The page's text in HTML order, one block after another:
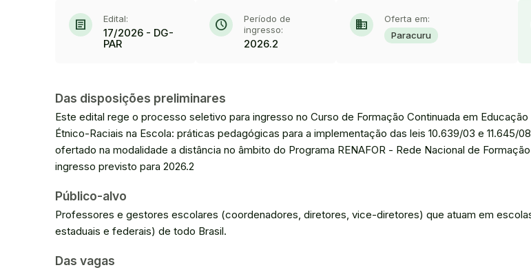
article Edital:
17/2026 - DG-
PAR
schedule
Período de
ingresso:
2026.2
domain
Oferta em:
Paracuru
Das disposições preliminares
Este edital rege o processo seletivo para ingresso no Curso de Formação Continuada em Educação
Étnico-Raciais na Escola: práticas pedagógicas para a implementação das leis 10.639/03 e 11.645/
ofertado na modalidade a distância no âmbito do Programa RENAFOR - Rede Nacional de
ingresso previsto para 2026.2
Público-alvo
Professores e gestores escolares (coordenadores, diretores, vice-diretores) que atuam em
estaduais e federais) de todo Brasil.
Das vagas